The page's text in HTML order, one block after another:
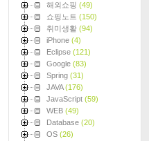
해외쇼핑 (49)
쇼핑노트 (150)
취미생활 (94)
iPhone (4)
Eclipse (121)
Google (83)
Spring (31)
JAVA(176)
JavaScript (59)
WEB (49)
Database (20)
OS (26)